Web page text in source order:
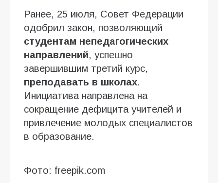
Ранее, 25 июля, Совет Федерации
одобрил закон, позволяющий
студентам непедагогических
направлений, успешно
завершившим третий курс,
преподавать в школах.
Инициатива направлена на
сокращение дефицита учителей и
привлечение молодых специалистов
в образование.
Фото: freepik.com